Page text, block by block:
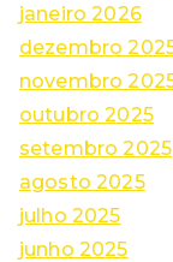
janeiro 2026
dezembro
novembro
outubro 2025
setembro 2025
agosto 2025
julho 2025
junho 2025